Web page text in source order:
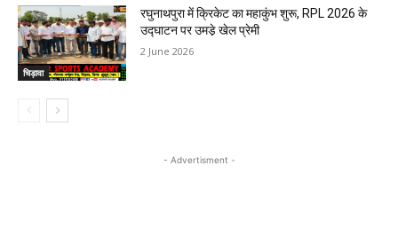
चिड़ावा
रघुनाथपुरा में क्रिकेट का महाकुंभ शुरू, RPL 2026 के
उद्घाटन पर उमडे़ खेल प्रेमी
2 June 2026
- Advertisment -